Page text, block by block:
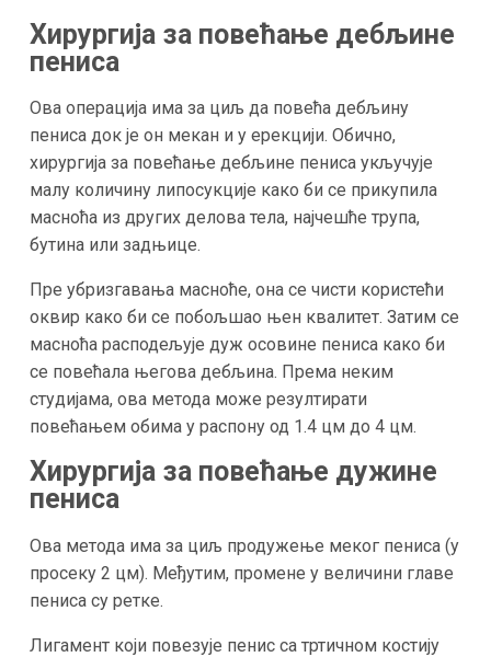
Хирургија за повећање дебљине
пениса
Ова операција има за циљ да повећа дебљину
пениса док је он мекан и у ерекцији. Обично,
хирургија за повећање дебљине пениса укључује
малу количину липосукције како би се прикупила
масноћа из других делова тела, најчешће трупа,
бутина или задњице.
Пре убризгавања масноће, она се чисти користећи
оквир како би се побољшао њен квалитет. Затим се
масноћа расподељује дуж осовине пениса како би
се повећала његова дебљина. Према неким
студијама, ова метода може резултирати
повећањем обима у распону од 1.4 цм до 4 цм.
Хирургија за повећање дужине
пениса
Ова метода има за циљ продужење меког пениса (у
просеку 2 цм). Међутим, промене у величини главе
пениса су ретке.
Лигамент који повезује пенис са тртичном костију